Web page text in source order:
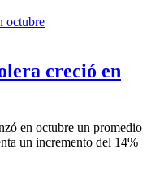
creció en
en octubre un promedio
un incremento del 14%